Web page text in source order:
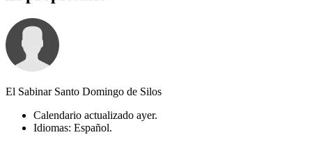
El Sabinar Santo Domingo de Silos
Calendario actualizado ayer.
Idiomas: Español.